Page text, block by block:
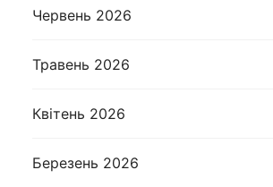
Червень 2026
Травень 2026
Квітень 2026
Березень 2026